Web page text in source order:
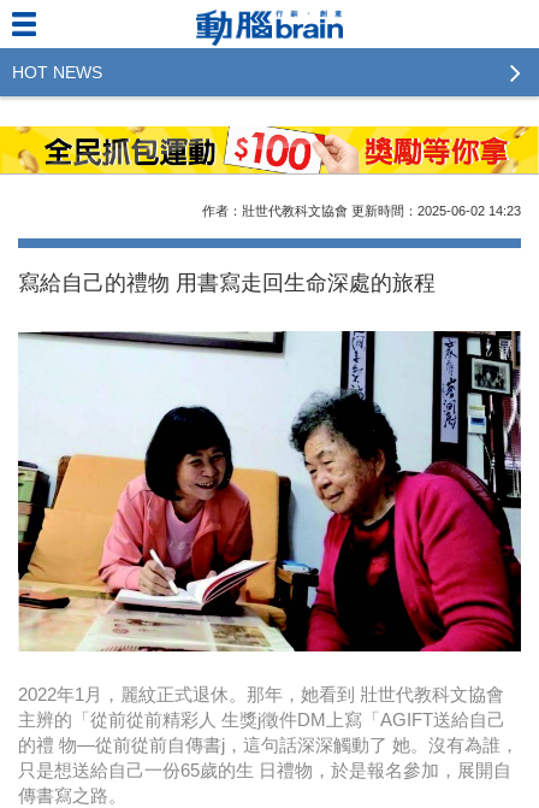
作者：壯世代教科文協會 更新時間：2025-06-02 14:23
寫給自己的禮物 用書寫走回生命深處的旅程
2022年1月，麗紋正式退休。那年，她看到 壯世代教科文協會
主辨的「從前從前精彩人 生獎j徵件DM上寫「AGIFT送給自己
的禮 物—從前從前自傳書j，這句話深深觸動了 她。沒有為誰，
只是想送給自己一份65歲的生 日禮物，於是報名參加，展開自
傳書寫之路。
HOT NEWS
2023行銷傳播傑出貢獻獎 啟動徵件！期許參賽作品
更創新及具影響力
2022行銷傳播傑出貢獻獎得獎名單揭曉，近400位行
感美照
2023台灣民生快消品牌排行 14億次國民消費揭曉品
域動行銷公布人事異動
CSD中衛營運長張德成：中衛跳脫框架 玩出口罩新
時尚
金獎的代價 牛恆泰：沒人知道我失去什麼！
台灣百事食品 注重品牌體驗創造差異化
黃麗萍：媒體代理商有幫客戶升級的責任！
牛恆泰：媒體產業蛻變關鍵期，數位轉型該怎麼
搞？（上）